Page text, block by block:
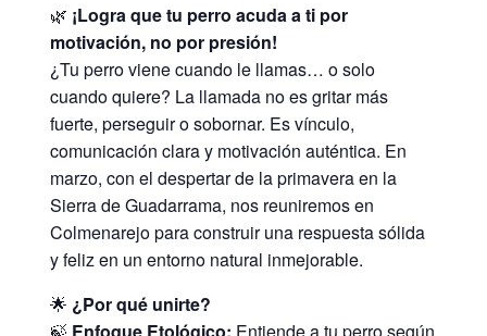
🌿 ¡Logra que tu perro acuda a ti por
motivación, no por presión!
¿Tu perro viene cuando le llamas… o solo
cuando quiere? La llamada no es gritar más
fuerte, perseguir o sobornar. Es vínculo,
comunicación clara y motivación auténtica. En
marzo, con el despertar de la primavera en la
Sierra de Guadarrama, nos reuniremos en
Colmenarejo para construir una respuesta sólida
y feliz en un entorno natural inmejorable.
🌟 ¿Por qué unirte?
🍃 Enfoque Etológico: Entiende a tu perro según